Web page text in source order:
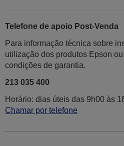
Telefone de apoio Post-Venda
Para informação técnica sobre
utilização dos produtos Epson
condições de garantia.
213 035 400
Horário: dias úteis das 9h00 às
Chamar por telefone